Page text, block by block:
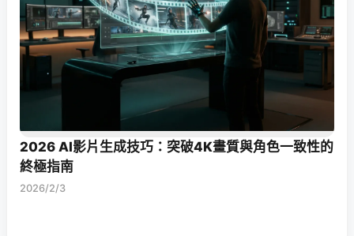
2026 AI影片生成技巧：突破4K畫質與角色一致性的
終極指南
2026/2/3